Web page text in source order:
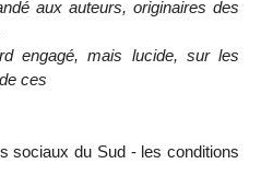
aux auteurs, originaires des
engagé, mais lucide, sur les
ces
sociaux du Sud - les conditions